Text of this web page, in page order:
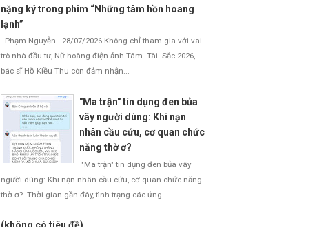
nặng ký trong phim “Những tâm hồn hoang
lạnh”
Phạm Nguyễn - 28/07/2026 Không chỉ tham gia với vai
trò nhà đầu tư, Nữ hoàng điện ảnh Tâm- Tài- Sắc 2026,
bác sĩ Hồ Kiều Thu còn đảm nhận...
"Ma trận" tín dụng đen bủa
vây người dùng: Khi nạn
nhân cầu cứu, cơ quan chức
năng thờ ơ?
"Ma trận" tín dụng đen bủa vây
người dùng: Khi nạn nhân cầu cứu, cơ quan chức năng
thờ ơ? Thời gian gần đây, tình trạng các ứng ...